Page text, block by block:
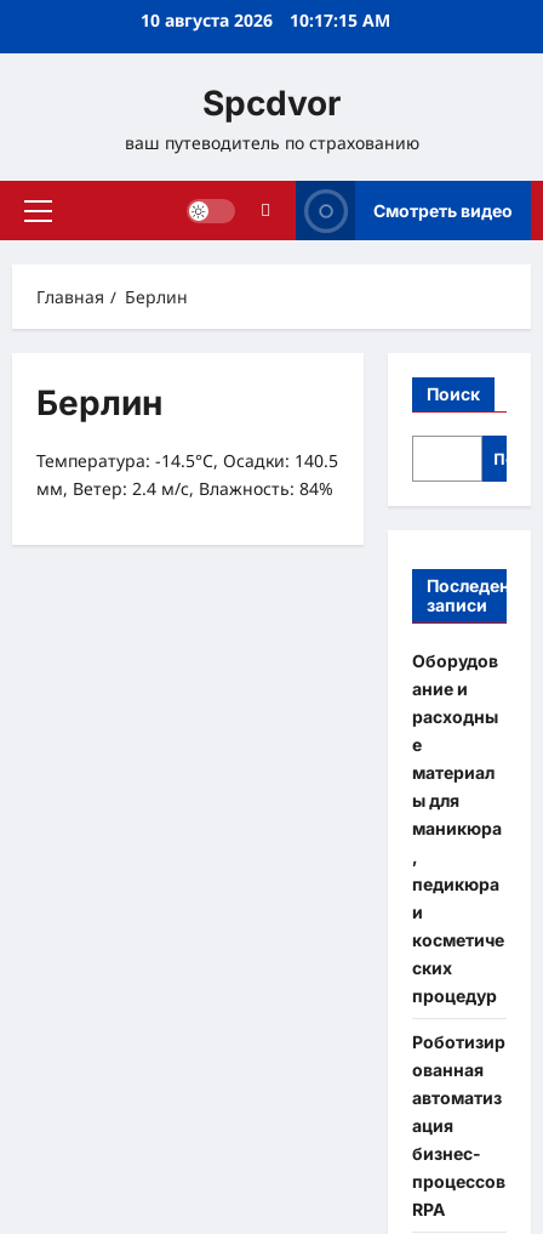
10 августа 2026 10:17:16 AM
Spcdvor
ваш путеводитель по страхованию
Основное
Смотреть видео
Главная Берлин
Берлин
Температура: -14.5°C, Осадки: 140.5
мм, Ветер: 2.4 м/с, Влажность: 84%
Поиск
Поиск
Последение
записи
Оборудов
ание и
расходны
е
материал
ы для
маникюра
,
педикюра
и
косметиче
ских
процедур
Роботизир
ованная
автоматиз
ация
бизнес-
процессов
RPA